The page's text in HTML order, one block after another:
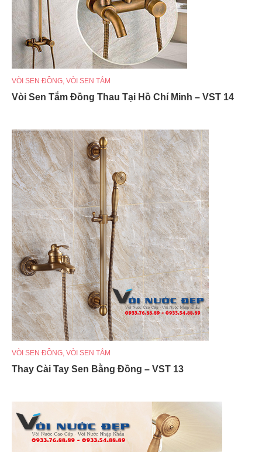
VÒI SEN ĐỒNG, VÒI SEN TẮM
Vòi Sen Tắm Đồng Thau Tại Hồ Chí Minh – VST 14
VÒI SEN ĐỒNG, VÒI SEN TẮM
Thay Cài Tay Sen Bằng Đồng – VST 13